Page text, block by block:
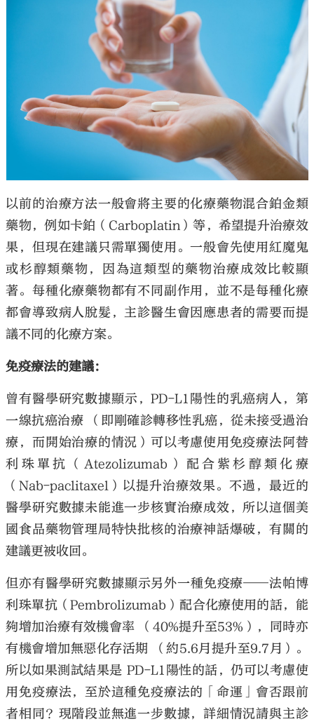
以前的治療方法一般會將主要的化療藥物混合鉑金類
藥物，例如卡鉑（Carboplatin）等，希望提升治療效
果，但現在建議只需單獨使用。一般會先使用紅魔鬼
或杉醇類藥物，因為這類型的藥物治療成效比較顯
著。每種化療藥物都有不同副作用，並不是每種化療
都會導致病人脫髮，主診醫生會因應患者的需要而提
議不同的化療方案。
免疫療法的建議：
曾有醫學研究數據顯示，PD-L1陽性的乳癌病人，第
一線抗癌治療 （即剛確診轉移性乳癌，從未接受過治
療，而開始治療的情況）可以考慮使用免疫療法阿替
利珠單抗（Atezolizumab）配合紫杉醇類化療
（Nab-paclitaxel）以提升治療效果。不過，最近的
醫學研究數據未能進一步核實治療成效，所以這個美
國食品藥物管理局特快批核的治療神話爆破，有關的
建議更被收回。
但亦有醫學研究數據顯示另外一種免疫療——法帕博
利珠單抗（Pembrolizumab）配合化療使用的話，能
夠增加治療有效機會率 （40%提升至53%），同時亦
有機會增加無惡化存活期 （約5.6月提升至9.7月）。
所以如果測試結果是 PD-L1陽性的話，仍可以考慮使
用免疫療法，至於這種免疫療法的「命運」會否跟前
者相同？現階段並無進一步數據，詳細情況請與主診